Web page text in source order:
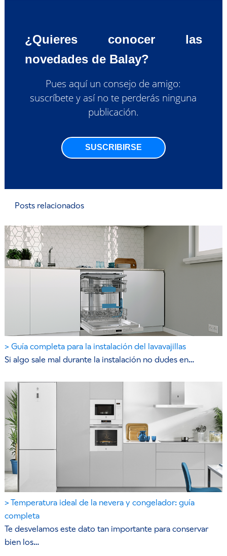
¿Quieres conocer las
novedades de Balay?
Pues aquí un consejo de amigo:
suscríbete y así no te perderás ninguna
publicación.
SUSCRIBIRSE
Posts relacionados
Guía completa para la instalación del lavavajillas
Si algo sale mal durante la instalación no dudes en…
Temperatura ideal de la nevera y congelador: guía
completa
Te desvelamos este dato tan importante para conservar
bien los…